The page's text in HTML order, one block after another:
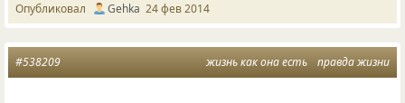
Опубликовал Gehka 24 фев 2014
жизнь как она есть правда жизни
#538209